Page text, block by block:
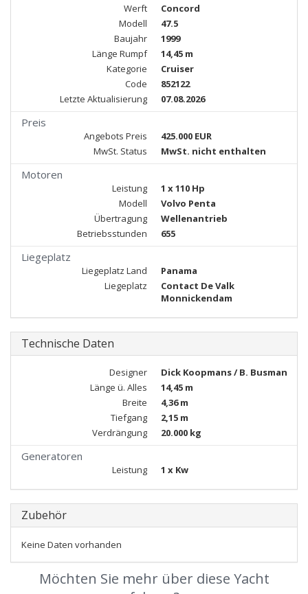
Werft
Concord
Modell
47.5
Baujahr
1999
Länge Rumpf
14,45 m
Kategorie
Cruiser
Code
852122
Letzte Aktualisierung
07.08.2026
Preis
Angebots Preis
425.000 EUR
MwSt. Status
MwSt. nicht enthalten
Motoren
Leistung
1 x 110 Hp
Modell
Volvo Penta
Übertragung
Wellenantrieb
Betriebsstunden
655
Liegeplatz
Liegeplatz Land
Panama
Liegeplatz
Contact De Valk
Monnickendam
Technische Daten
Designer
Dick Koopmans / B. Busman
Länge ü. Alles
14,45 m
Breite
4,36 m
Tiefgang
2,15 m
Verdrängung
20.000 kg
Generatoren
Leistung 1 x Kw
Zubehör
Keine Daten vorhanden
Möchten Sie mehr über diese Yacht